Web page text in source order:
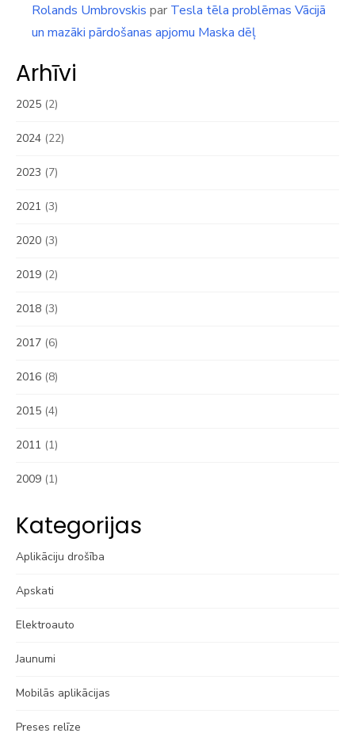
Rolands Umbrovskis par Tesla tēla problēmas Vācijā
un mazāki pārdošanas apjomu Maska dēļ
Arhīvi
2025 (2)
2024 (22)
2023 (7)
2021 (3)
2020 (3)
2019 (2)
2018 (3)
2017 (6)
2016 (8)
2015 (4)
2011 (1)
2009 (1)
Kategorijas
Aplikāciju drošība
Apskati
Elektroauto
Jaunumi
Mobilās aplikācijas
Preses relīze